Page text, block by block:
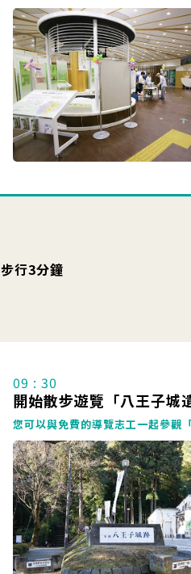
步行3分鐘
09 : 30
開始散步遊覽「八王子城
您可以與免費的導覽志工一起參觀